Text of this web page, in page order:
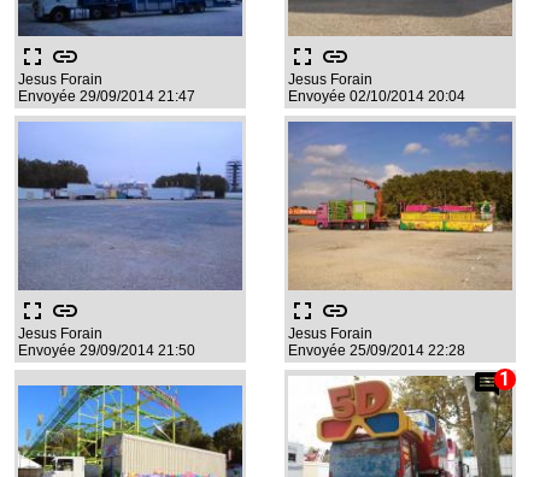
fullscreen link
Jesus Forain
Envoyée 29/09/2014 21:47
fullscreen link
Jesus Forain
Envoyée 02/10/2014 20:04
fullscreen link
Jesus Forain
Envoyée 29/09/2014 21:50
fullscreen link
Jesus Forain
Envoyée 25/09/2014 22:28
comment